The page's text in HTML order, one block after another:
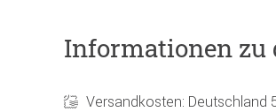
Informationen zu
Versandkosten: Deutschland